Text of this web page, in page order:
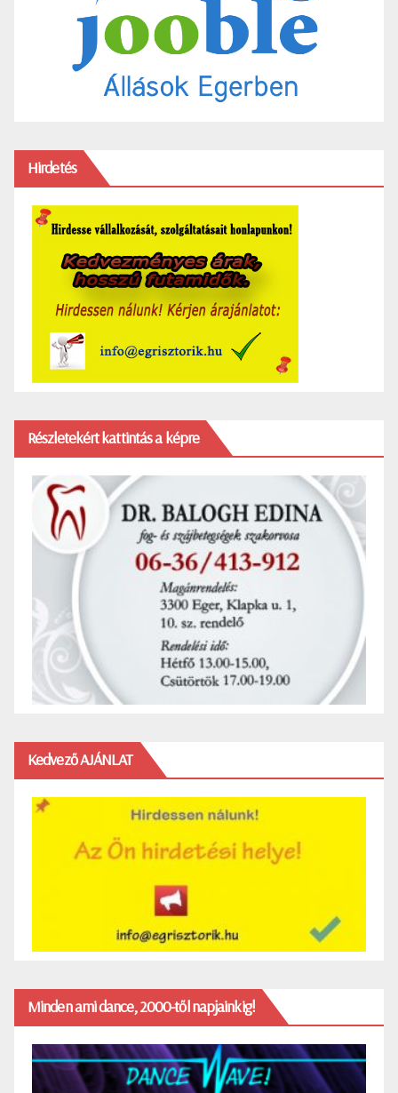
Hirdetés
Részletekért kattintás a képre
Kedvező AJÁNLAT
Minden ami dance, 2000-től napjainkig!